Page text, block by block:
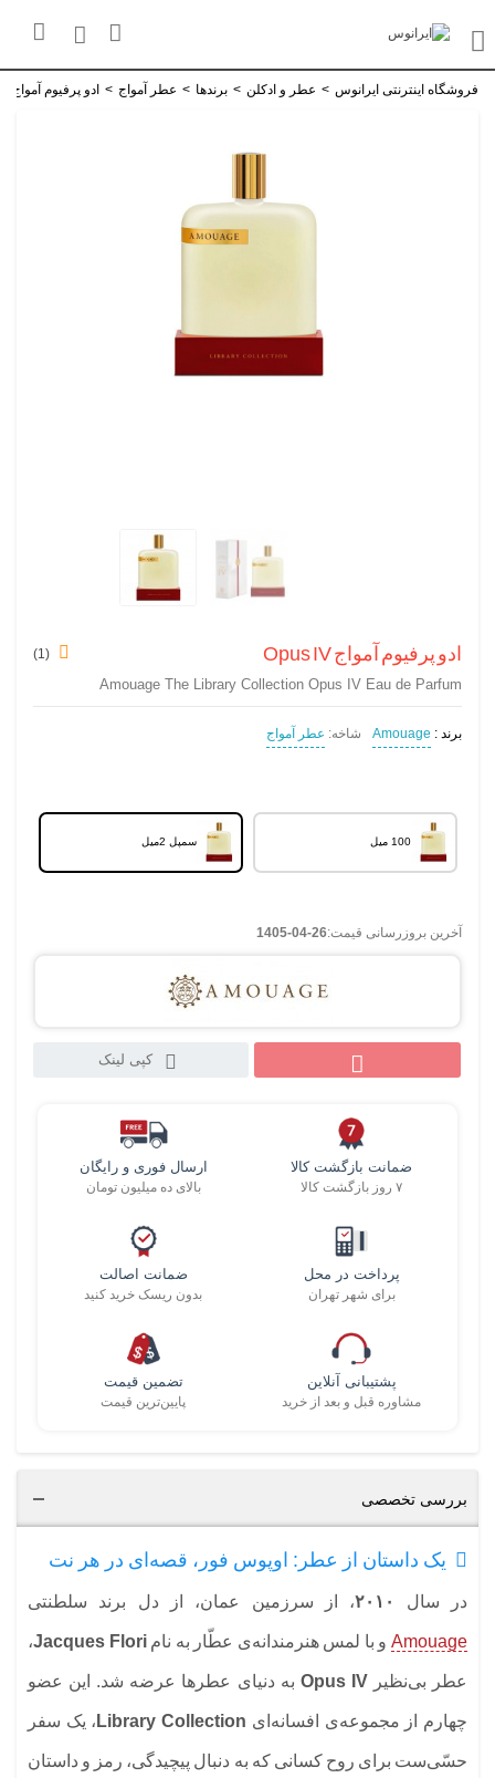
فروشگاه اینترنتی ایرانوس > عطر و ادکلن > برندها > عطر آمواج > ادو پرفیوم آمواج Opus IV
ادو پرفیوم آمواج Opus IV (
1
)
Amouage The Library Collection Opus IV Eau de Parfum
برند : Amouage شاخه: عطر آمواج
100 میل سمپل 2میل
آخرین بروزرسانی قیمت:1405-04-26
کپی لینک
ارسال فوری و رایگان
بالای ده میلیون تومان
ضمانت بازگشت کالا
۷ روز بازگشت کالا
ضمانت اصالت
بدون ریسک خرید کنید
پرداخت در محل
برای شهر تهران
تضمین قیمت
پایین‌ترین قیمت
پشتیبانی آنلاین
مشاوره قبل و بعد از خرید
بررسی تخصصی
یک داستان از عطر: اوپوس فور، قصه‌ای در هر نت
در سال ۲۰۱۰، از سرزمین عمان، از دل برند سلطنتی
Amouageو با لمس هنرمندانه‌ی عطّار به نامJacques Flori،
عطر بی‌نظیرOpus IV به دنیای عطرها عرضه شد. این عضو
چهارم از مجموعه‌ی افسانه‌ای Library Collection ، یک سفر
حسّی‌ست برای روح کسانی که به دنبال پیچیدگی، رمز و داستان